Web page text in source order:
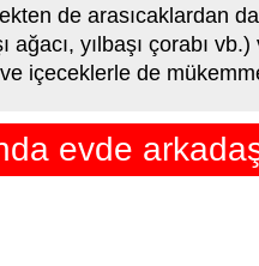
de arasıcaklardan
ağacı, yılbaşı çorabı
içeceklerle de
evde